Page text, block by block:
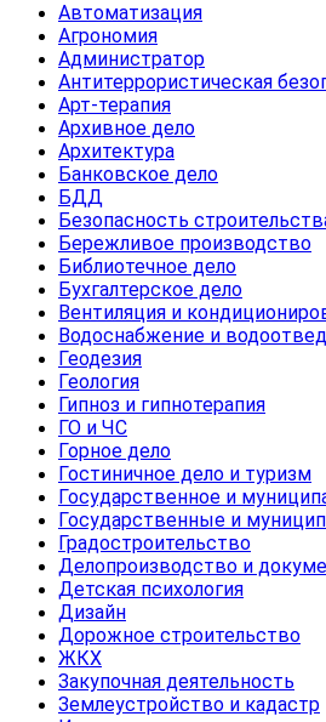
Автоматизация
Агрономия
Администратор
Антитеррористическая
Арт-терапия
Архивное дело
Архитектура
Банковское дело
БДД
Безопасность
Бережливое производство
Библиотечное дело
Бухгалтерское дело
Вентиляция и
Водоснабжение и
Геодезия
Геология
Гипноз и гипнотерапия
ГО и ЧС
Горное дело
Гостиничное дело и туризм
Государственное и
Государственные и
Градостроительство
Делопроизводство и
Детская психология
Дизайн
Дорожное строительство
ЖКХ
Закупочная деятельность
Землеустройство и кадастр